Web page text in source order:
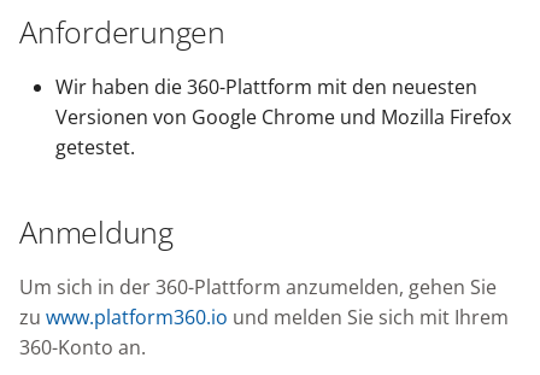
z
e
a
r
License Management
API
Knowledge Base
migration
Anforderungen
Wir haben die 360-Plattform mit den neuesten
Versionen von Google Chrome und Mozilla Firefox
getestet.
Anmeldung
Um sich in der 360-Plattform anzumelden, gehen Sie
zu www.platform360.io und melden Sie sich mit Ihrem
360-Konto an.